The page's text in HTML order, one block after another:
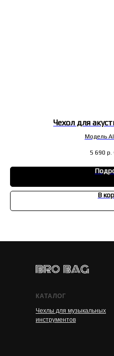
Чехол для
Модель
5 690 р.
В
КАТАЛОГ
Чехлы для музыкальных
инструментов